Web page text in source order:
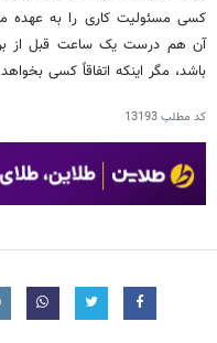
کسی مسئولیت کاری را به عهده
آن هم درست یک ساعت قبل از
باشد، مگر اینکه اتفاقاً کسی
کد مطلب13193